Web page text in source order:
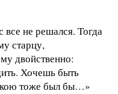
не решался. Тогда
старцу,
двойственно:
Хочешь быть
тоже был бы…»